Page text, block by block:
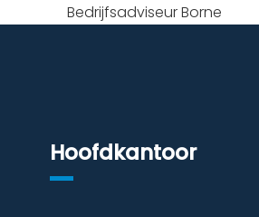
Bedrijfsadviseur Borne
Hoofdkantoor